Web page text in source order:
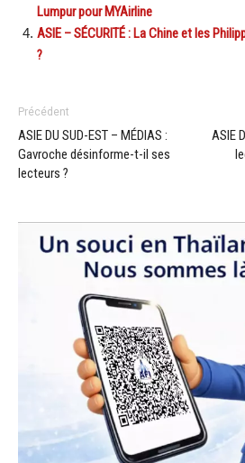
Lumpur pour MYAirline
ASIE – SÉCURITÉ : La Chine et les
?
Précédent
ASIE DU SUD-EST – MÉDIAS :
Gavroche désinforme-t-il ses
lecteurs ?
ASIE